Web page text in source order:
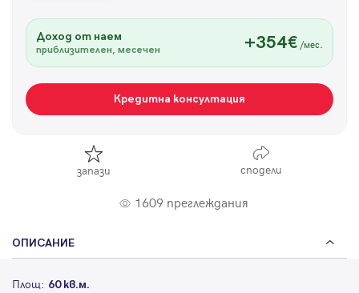
Доход от наем
приблизителен, месечен +354€ /мес.
Кредитна консултация
запази сподели
1609 преглеждания
ОПИСАНИЕ
Площ: 60 кв.м.